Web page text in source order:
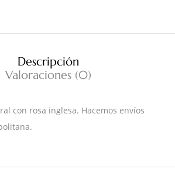
Descripción
Valoraciones (0)
con rosa inglesa. Hacemos envíos